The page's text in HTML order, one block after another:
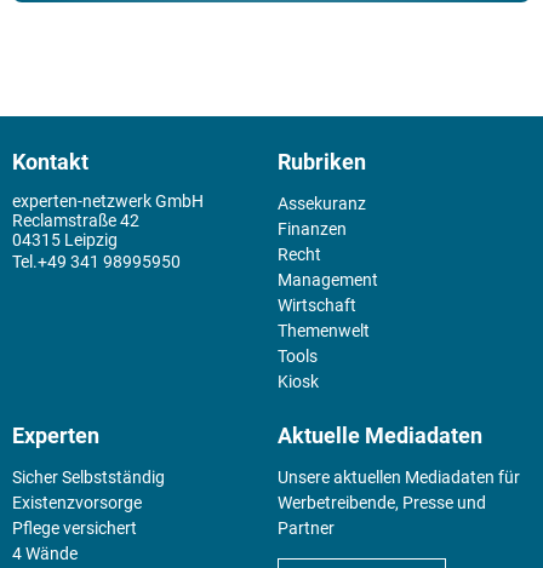
Kontakt
experten-netzwerk GmbH
Reclamstraße 42
04315 Leipzig
+49 341 98995950
Rubriken
Assekuranz
Finanzen
Recht
Management
Wirtschaft
Themenwelt
Tools
Kiosk
Experten
Sicher Selbstständig
Existenz­vorsorge
Pflege versichert
4 Wände
Aktuelle Mediadaten
Unsere aktuellen Mediadaten für
Werbetreibende, Presse und
Partner